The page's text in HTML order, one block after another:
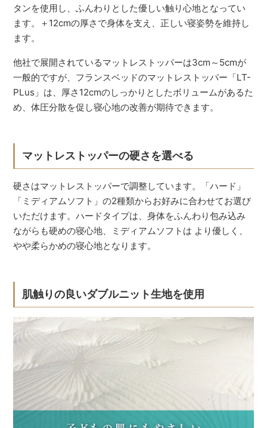
タンを使用し、ふんわりとした優しい触り心地となってい
ます。＋12cmの厚さで身体を支え、正しい寝姿勢を維持し
ます。
他社で展開されているマットレストッパーは3cm～5cmが
一般的ですが、フランスベッドのマットレストッパー「LT-
PLus」は、厚さ12cmのしっかりとしたボリュームがあるた
め、体圧分散を促し寝心地の改善が期待できます。
マットレストッパーの硬さを選べる
硬さはマットレストッパーで調整しています。「ハード」
「ミディアムソフト」の2種類からお好みに合わせてお選び
いただけます。ハードタイプは、身体をふんわり包み込み
ながらも硬めの寝心地、ミディアムソフトは より優しく、
やや柔らかめの寝心地となります。
肌触りの良いダブルニット生地を使用